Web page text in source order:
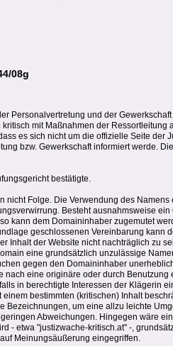
08g
Personalvertretung und der
mit Maßnahmen der
es sich nicht um die offizielle Seite der
bzw. Gewerkschaft informiert werde.
bestätigte.
nicht Folge. Die Verwendung des
Besteht ausnahmsweise
kann dem Domaininhaber zugemutet
geschlossenen Vereinbarung kann
Inhalt der Website nicht nachträglich zu
eine grundsätzlich unzulässige
gegen den Domaininhaber
nach eine originäre oder durch
in berechtigte Interessen der Klägerin
bestimmten (kritischen) Inhalt
Bezeichnungen, um eine allzu leichte
Abweichungen. Hingegen wäre
- etwa "justizwache-kritisch.at" -,
Meinungsäußerung eingegriffen.